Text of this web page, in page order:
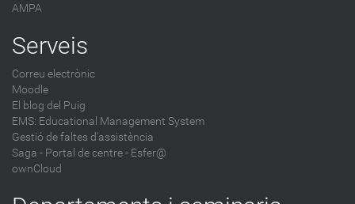
AMPA
Serveis
Correu electrònic
Moodle
El blog del Puig
EMS: Educational Management System
Gestió de faltes d'assistència
Saga - Portal de centre - Esfer@
ownCloud